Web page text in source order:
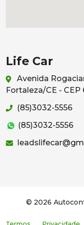
Life Car
Avenida
Fortaleza/CE - CEP
(85)3032-5556
(85)3032-5556
© 2026